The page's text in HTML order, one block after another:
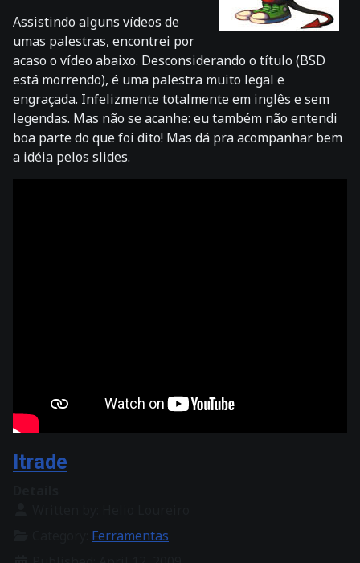
Assistindo alguns vídeos de
umas palestras, encontrei por
acaso o vídeo abaixo. Desconsiderando o título (BSD
está morrendo), é uma palestra muito legal e
engraçada. Infelizmente totalmente em inglês e sem
legendas. Mas não se acanhe: eu também não entendi
boa parte do que foi dito! Mas dá pra acompanhar bem
a idéia pelos slides.
Itrade
Ferramentas